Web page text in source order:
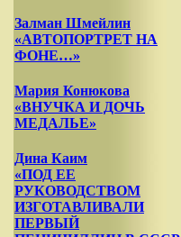
Залман Шмейлин
«АВТОПОРТРЕТ НА
ФОНЕ…»
Мария Конюкова
«ВНУЧКА И ДОЧЬ
МЕДАЛЬЕ»
Дина Каим
«ПОД ЕЕ
РУКОВОДСТВОМ
ИЗГОТАВЛИВАЛИ
ПЕРВЫЙ